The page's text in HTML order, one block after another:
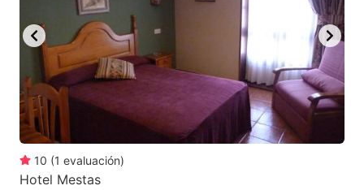
10 (1 evaluación)
Hotel Mestas